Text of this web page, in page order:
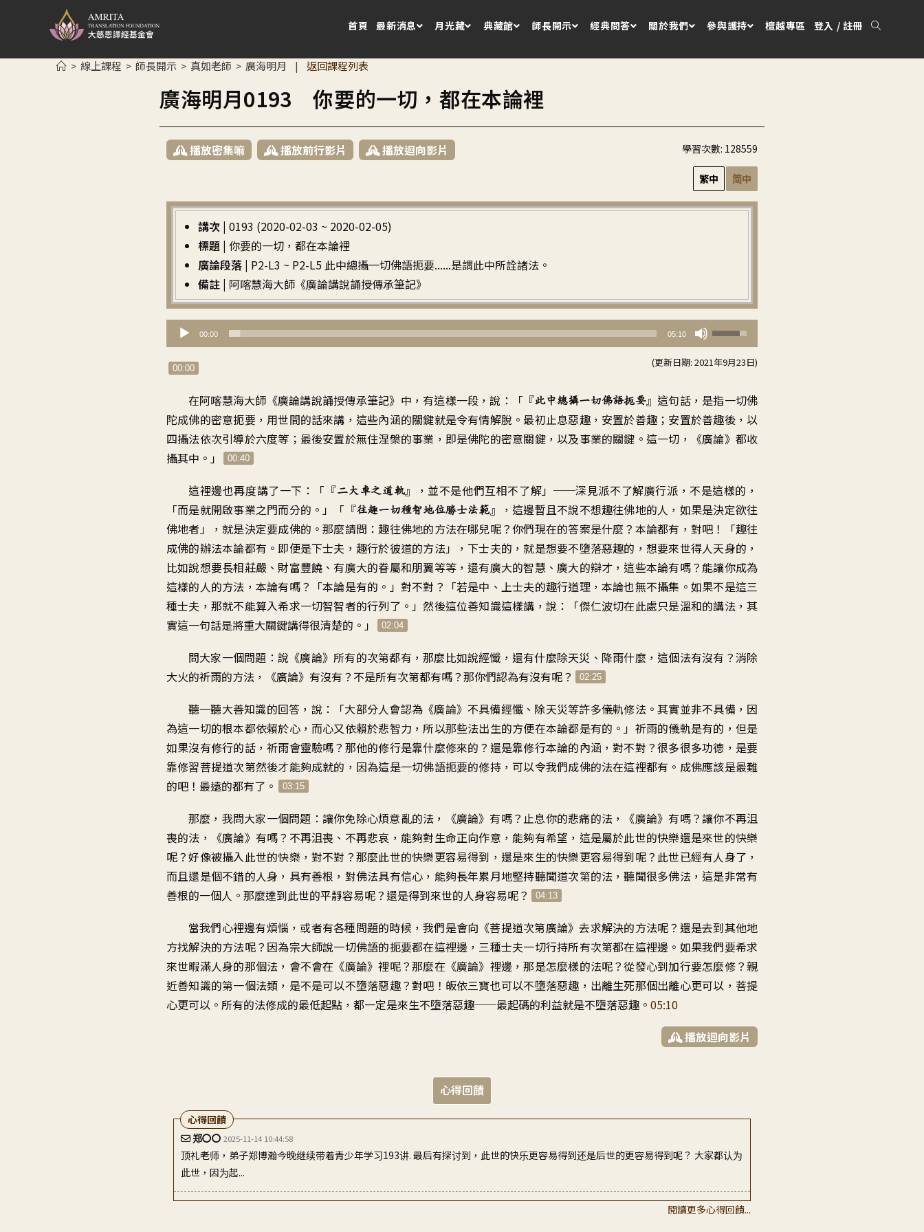
首頁 最新消息 月光藏 典藏館 師長開示 經典問答 關於我們 參與護持 檀越專區 登入 / 註冊
> 線上課程 > 師長開示 > 真如老師 > 廣海明月 | 返回課程列表
廣海明月0193 你要的一切，都在本論裡
播放密集嘛 播放前行影片 播放迴向影片 學習次數: 128559
繁中 简中
講次 | 0193 (2020-02-03 ~ 2020-02-05)
標題 | 你要的一切，都在本論裡
廣論段落 | P2-L3 ~ P2-L5 此中總攝一切佛語扼要......是謂此中所詮諸法。
備註 | 阿喀慧海大師《廣論講說誦授傳承筆記》
訊
播
00:00 05:10
使
用
向
向
下
鍵
(更新日期: 2021年9月23日)
00:00
在阿喀慧海大師《廣論講說誦授傳承筆記》中，有這樣一段，說：「『此中總攝一切佛語扼要』這句話，是指一切佛
陀成佛的密意扼要，用世間的話來講，這些內涵的關鍵就是令有情解脫。最初止息惡趣，安置於善趣；安置於善趣後，以
四攝法依次引導於六度等；最後安置於無住涅槃的事業，即是佛陀的密意關鍵，以及事業的關鍵。這一切，《廣論》都收
攝其中。」
00:40
這裡邊也再度講了一下：「『二大車之道軌』，並不是他們互相不了解」──深見派不了解廣行派，不是這樣的，
「而是就開啟事業之門而分的。」「『往趣一切種智地位勝士法範』，這邊暫且不說不想趣往佛地的人，如果是決定欲往
佛地者」，就是決定要成佛的。那麼請問：趣往佛地的方法在哪兒呢？你們現在的答案是什麼？本論都有，對吧！「趣往
成佛的辦法本論都有。即便是下士夫，趣行於彼道的方法」，下士夫的，就是想要不墮落惡趣的，想要來世得人天身的，
比如說想要長相莊嚴、財富豐饒、有廣大的眷屬和朋翼等等，還有廣大的智慧、廣大的辯才，這些本論有嗎？能讓你成為
這樣的人的方法，本論有嗎？「本論是有的。」對不對？「若是中、上士夫的趣行道理，本論也無不攝集。如果不是這三
種士夫，那就不能算入希求一切智智者的行列了。」然後這位善知識這樣講，說：「傑仁波切在此處只是溫和的講法，其
實這一句話是將重大關鍵講得很清楚的。」
02:04
問大家一個問題：說《廣論》所有的次第都有，那麼比如說經懺，還有什麼除天災、降雨什麼，這個法有沒有？消除
大火的祈雨的方法，《廣論》有沒有？不是所有次第都有嗎？那你們認為有沒有呢？
02:25
聽一聽大善知識的回答，說：「大部分人會認為《廣論》不具備經懺、除天災等許多儀軌修法。其實並非不具備，因
為這一切的根本都依賴於心，而心又依賴於悲智力，所以那些法出生的方便在本論都是有的。」祈雨的儀軌是有的，但是
如果沒有修行的話，祈雨會靈驗嗎？那他的修行是靠什麼修來的？還是靠修行本論的內涵，對不對？很多很多功德，是要
靠修習菩提道次第然後才能夠成就的，因為這是一切佛語扼要的修持，可以令我們成佛的法在這裡都有。成佛應該是最難
的吧！最遠的都有了。
03:15
那麼，我問大家一個問題：讓你免除心煩意亂的法，《廣論》有嗎？止息你的悲痛的法，《廣論》有嗎？讓你不再沮
喪的法，《廣論》有嗎？不再沮喪、不再悲哀，能夠對生命正向作意，能夠有希望，這是屬於此世的快樂還是來世的快樂
呢？好像被攝入此世的快樂，對不對？那麼此世的快樂更容易得到，還是來生的快樂更容易得到呢？此世已經有人身了，
而且還是個不錯的人身，具有善根，對佛法具有信心，能夠長年累月地堅持聽聞道次第的法，聽聞很多佛法，這是非常有
善根的一個人。那麼達到此世的平靜容易呢？還是得到來世的人身容易呢？
04:13
當我們心裡邊有煩惱，或者有各種問題的時候，我們是會向《菩提道次第廣論》去求解決的方法呢？還是去到其他地
方找解決的方法呢？因為宗大師說一切佛語的扼要都在這裡邊，三種士夫一切行持所有次第都在這裡邊。如果我們要希求
來世暇滿人身的那個法，會不會在《廣論》裡呢？那麼在《廣論》裡邊，那是怎麼樣的法呢？從發心到加行要怎麼修？親
近善知識的第一個法類，是不是可以不墮落惡趣？對吧！皈依三寶也可以不墮落惡趣，出離生死那個出離心更可以，菩提
心更可以。所有的法修成的最低起點，都一定是來生不墮落惡趣──最起碼的利益就是不墮落惡趣。 05:10
播放迴向影片
心得回饋
郑〇〇 2025-11-14 10:44:58
顶礼老师，弟子郑博瀚今晚继续带着青少年学习193讲. 最后有探讨到，此世的快乐更容易得到还是后世的更容易得到呢？ 大家都认为
此世，因为起...
心得回饋
閱讀更多心得回饋...